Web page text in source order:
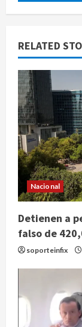
RELATED
Nacional
Detienen a
falso de
soporteinfix